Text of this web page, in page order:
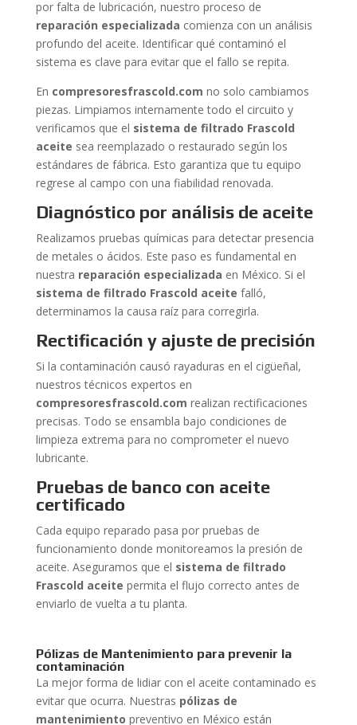
por falta de lubricación, nuestro proceso de
reparación especializada comienza con un análisis
profundo del aceite. Identificar qué contaminó el
sistema es clave para evitar que el fallo se repita.
En compresoresfrascold.com no solo cambiamos
piezas. Limpiamos internamente todo el circuito y
verificamos que el sistema de filtrado Frascold
aceite sea reemplazado o restaurado según los
estándares de fábrica. Esto garantiza que tu equipo
regrese al campo con una fiabilidad renovada.
Diagnóstico por análisis de aceite
Realizamos pruebas químicas para detectar presencia
de metales o ácidos. Este paso es fundamental en
nuestra reparación especializada en México. Si el
sistema de filtrado Frascold aceite falló,
determinamos la causa raíz para corregirla.
Rectificación y ajuste de precisión
Si la contaminación causó rayaduras en el cigüeñal,
nuestros técnicos expertos en
compresoresfrascold.com realizan rectificaciones
precisas. Todo se ensambla bajo condiciones de
limpieza extrema para no comprometer el nuevo
lubricante.
Pruebas de banco con aceite
certificado
Cada equipo reparado pasa por pruebas de
funcionamiento donde monitoreamos la presión de
aceite. Aseguramos que el sistema de filtrado
Frascold aceite permita el flujo correcto antes de
enviarlo de vuelta a tu planta.
Pólizas de Mantenimiento para prevenir la
contaminación
La mejor forma de lidiar con el aceite contaminado es
evitar que ocurra. Nuestras pólizas de
mantenimiento preventivo en México están